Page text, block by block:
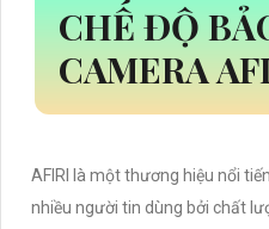
CHẾ ĐỘ
CAMERA
AFIRI là một thương hiệu nổi
nhiều người tin dùng bởi chất